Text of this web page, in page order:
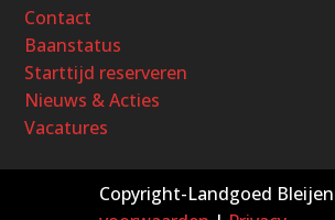
Contact
Baanstatus
Starttijd reserveren
Nieuws & Acties
Vacatures
Copyright-Landgoed